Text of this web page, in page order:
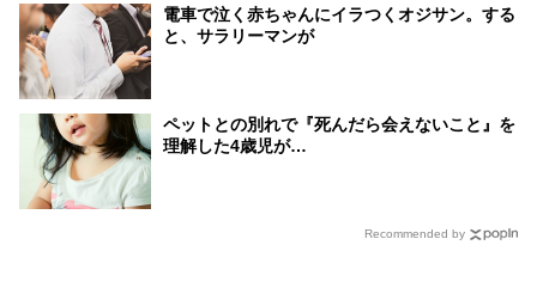
電車で泣く赤ちゃんにイラつくオジサン。する
と、サラリーマンが
ペットとの別れで『死んだら会えないこと』を
理解した4歳児が…
Recommended by